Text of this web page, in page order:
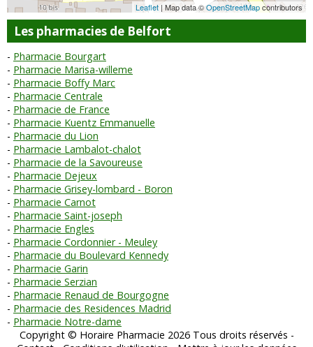
Leaflet | Map data ©OpenStreetMapcontributors
Les pharmacies de Belfort
Pharmacie Bourgart
Pharmacie Marisa-willeme
Pharmacie Boffy Marc
Pharmacie Centrale
Pharmacie de France
Pharmacie Kuentz Emmanuelle
Pharmacie du Lion
Pharmacie Lambalot-chalot
Pharmacie de la Savoureuse
Pharmacie Dejeux
Pharmacie Grisey-lombard - Boron
Pharmacie Carnot
Pharmacie Saint-joseph
Pharmacie Engles
Pharmacie Cordonnier - Meuley
Pharmacie du Boulevard Kennedy
Pharmacie Garin
Pharmacie Serzian
Pharmacie Renaud de Bourgogne
Pharmacie des Residences Madrid
Pharmacie Notre-dame
Copyright © Horaire Pharmacie 2026 Tous droits réservés -